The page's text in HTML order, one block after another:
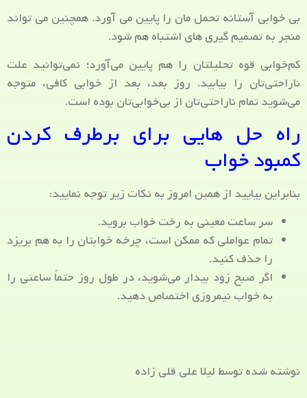
بی خوابی آستانه تحمل مان را پایین می آورد. همچنین می تواند
منجر به تصمیم گیری های اشتباه هم شود.
کم‌خوابی قوه تحلیلتان را هم پایین می‌آورد؛ نمی‌توانید علت
ناراحتی‌تان را بیابید. روز بعد، بعد از خوابی کافی، متوجه
می‌شوید تمام ناراحتی‌تان از بی‌خوابی‌تان بوده است.
راه حل هایی برای برطرف کردن
کمبود خواب
بنابراین بیایید از همین امروز به نکات زیر توجه نمایید:
سر ساعت معینی به رخت خواب بروید.
تمام عواملی که ممکن است، چرخه خوابتان را به هم بریزد
را حذف کنید.
اگر صبح زود بیدار می‌شوید، در طول روز حتماً ساعتی را
به خواب نیمروزی اختصاص دهید.
نوشته شده توسط لیلا علی قلی زاده